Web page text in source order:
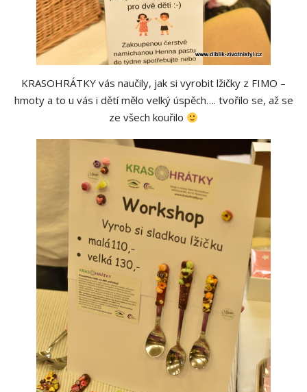
KRASOHRÁTKY vás naučily, jak si vyrobit lžičky z FIMO –
hmoty a to u vás i dětí mělo velký úspěch…. tvořilo se, až se
ze všech kouřilo